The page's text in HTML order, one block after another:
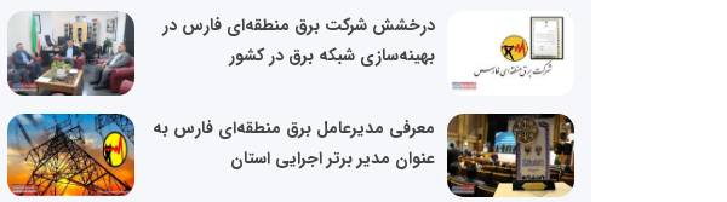
درخشش شرکت برق منطقه‌ای فارس در
بهینه‌سازی شبکه برق در کشور
معرفی مدیرعامل برق منطقه‌ای فارس به
عنوان مدیر برتر اجرایی استان